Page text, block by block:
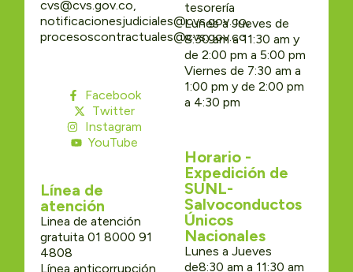
cvs@cvs.gov.co,
notificacionesjudiciales@cvs.gov.co,
procesoscontractuales@cvs.gov.co
Facebook
Twitter
Instagram
YouTube
Línea de
atención
Linea de atención
gratuita 01 8000 91
4808
Línea anticorrupción
tesorería
Lunes a Jueves de
8:30 am a 11:30 am y
de 2:00 pm a 5:00 pm
Viernes de 7:30 am a
1:00 pm y de 2:00 pm
a 4:30 pm
Horario -
Expedición de
SUNL-
Salvoconductos
Únicos
Nacionales
Lunes a Jueves
de8:30 am a 11:30 am